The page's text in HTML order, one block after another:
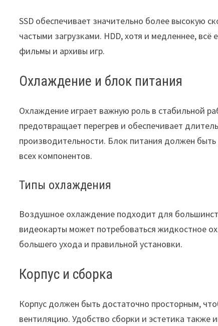
SSD обеспечивает значительно более высокую
частыми загрузками. HDD, хотя и медленнее,
фильмы и архивы игр.
Охлаждение и блок питания
Охлаждение играет важную роль в стабильной
предотвращает перегрев и обеспечивает
производительности. Блок питания должен
всех компонентов.
Типы охлаждения
Воздушное охлаждение подходит для
видеокарты может потребоваться жидкостное
большего ухода и правильной установки.
Корпус и сборка
Корпус должен быть достаточно просторным,
вентиляцию. Удобство сборки и эстетика также